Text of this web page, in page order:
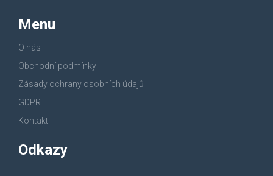
Menu
O nás
Obchodní podmínky
Zásady ochrany osobních údajů
GDPR
Kontakt
Odkazy